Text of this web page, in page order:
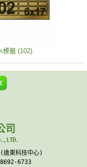
標籤 (102)
司
遠東科技中心)
6733